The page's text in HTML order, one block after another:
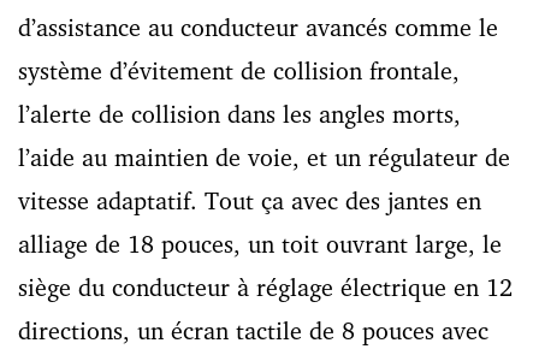
d’assistance au conducteur avancés comme le
système d’évitement de collision frontale,
l’alerte de collision dans les angles morts,
l’aide au maintien de voie, et un régulateur de
vitesse adaptatif. Tout ça avec des jantes en
alliage de 18 pouces, un toit ouvrant large, le
siège du conducteur à réglage électrique en 12
directions, un écran tactile de 8 pouces avec